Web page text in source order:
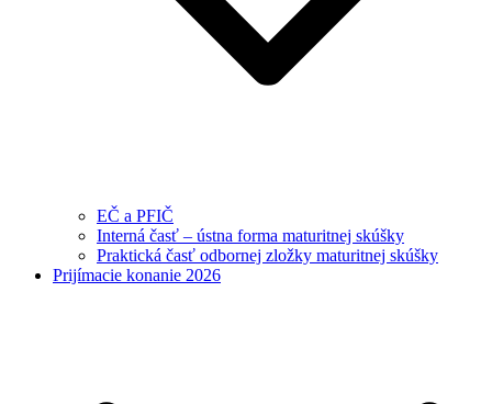
EČ a PFIČ
Interná časť – ústna forma maturitnej skúšky
Praktická časť odbornej zložky maturitnej skúšky
Prijímacie konanie 2026